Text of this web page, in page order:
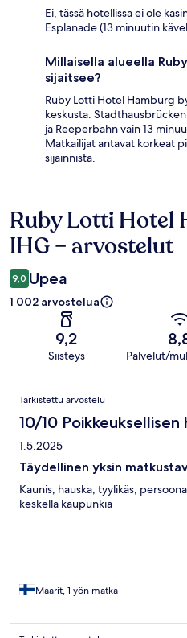
Ei, tässä hotellissa ei ole
Esplanade (13 minuutin
Millaisella alueella
sijaitsee?
Ruby Lotti Hotel Hamburg
keskusta.
ja Reeperbahn vain 13
Matkailijat antavat korkeat
sijainnista.
Arvostelut
Ruby Lotti Hotel
IHG – arvostelut
9,0 Upea
1 002 arvostelua
9,2
Siisteys Palvelut/
Arvostelut
Tarkistettu arvostelu
10/10 Poikkeuksellisen
1.5.2025
Täydellinen yksin
Kaunis, hauska, tyylikäs,
keskellä kaupunkia
Maarit, 1 yön matka